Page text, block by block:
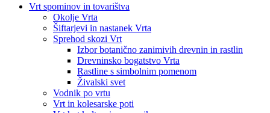
Vrt spominov in tovarištva
Okolje Vrta
Šiftarjevi in nastanek Vrta
Sprehod skozi Vrt
Izbor botanično zanimivih drevnin in rastlin
Drevninsko bogatstvo Vrta
Rastline s simbolnim pomenom
Živalski svet
Vodnik po vrtu
Vrt in kolesarske poti